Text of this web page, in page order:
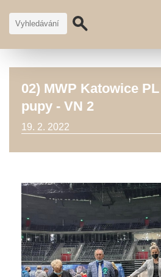
02) MWP Katowice
pupy - VN 2
19. 2. 2022